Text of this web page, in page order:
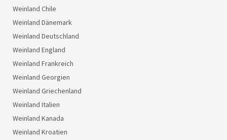
Weinland Chile
Weinland Dänemark
Weinland Deutschland
Weinland England
Weinland Frankreich
Weinland Georgien
Weinland Griechenland
Weinland Italien
Weinland Kanada
Weinland Kroatien